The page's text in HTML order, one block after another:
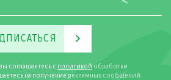
соглашаетесь с политикой обработки
на получение рекламных сообщений.